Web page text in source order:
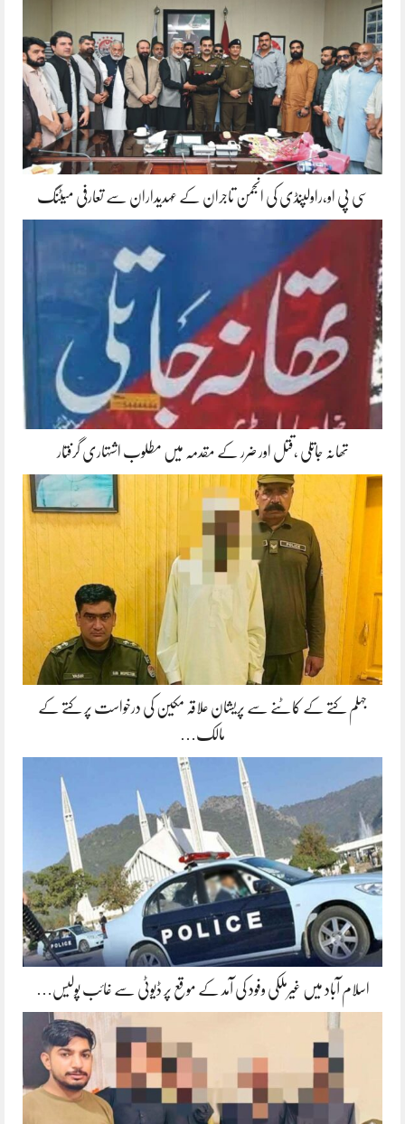
سی پی او،راولپنڈی کی انجمن تاجران کے عہدیداران سے تعارفی میٹنگ
تھانہ جاتلی ،قتل اور ضرر کے مقدمہ میں مطلوب اشتہاری گرفتار
جہلم کتے کے کاٹنے سے پریشان علاقہ مکین کی درخواست پر کتے کے
مالک…
اسلام آباد میں غیرملکی وفود کی آمد کے موقع پر ڈیوٹی سے غائب پولیس…